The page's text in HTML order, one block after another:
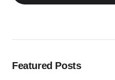
Featured Posts